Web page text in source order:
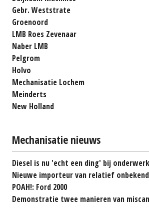
Gebr. Weststrate
Groenoord
LMB Roes Zevenaar
Naber LMB
Pelgrom
Holvo
Mechanisatie Lochem
Meinderts
New Holland
Mechanisatie nieuws
Diesel is nu 'echt een ding' bij
Nieuwe importeur van relatief
POAH!: Ford 2000
Demonstratie twee manieren van